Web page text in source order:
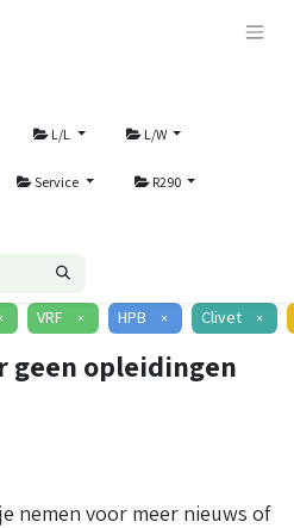
L/L L/W
Service R290
VRF × HPB × Clivet ×
geen opleidingen
nemen voor meer nieuws of